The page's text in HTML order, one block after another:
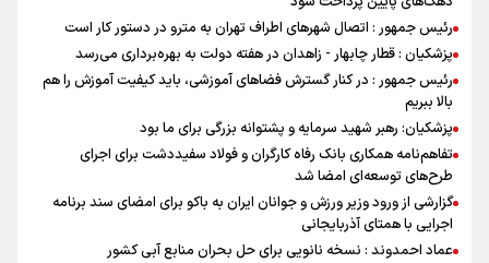
رئیس جمهور : اتصال شهرهای اطراف تهران به مترو در دستور کار است
پزشکیان : قطار چابهار - زاهدان در هفته دولت به بهره‌برداری می‌رسد
رئیس جمهور : در کنار گسترش فضاهای آموزشی، باید کیفیت آموزش را هم
بالا ببریم
پزشکیان: رهبر شهید سرمایه و پشتوانه بزرگی برای ما بود
تفاهم‌نامه همکاری بانک رفاه کارگران و فولاد سفیددشت برای اجرای
طرح‌های توسعه‌ای امضا شد
گزارشی از ورود وزیر ورزش و جوانان ایران به باکو برای امضای سند برنامه
اجرایی با همتای آذربایجانی
عماد احمدوند : نسخه نانویی برای حل بحران منابع آبی کشور